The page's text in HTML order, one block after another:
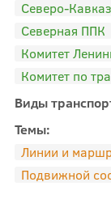
Северо-
Северная ППК
Комитет
Комитет по
Виды
Темы:
Линии и
Подвижной